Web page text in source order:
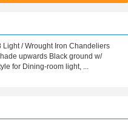
/ Wrought Iron Chandeliers
upwards Black ground w/
for Dining-room light, ...